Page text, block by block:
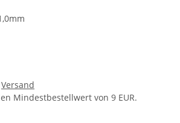
Versand
Mindestbestellwert von 9 EUR.